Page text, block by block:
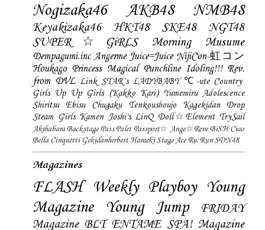
Nogizaka46 AKB48 NMB48
Keyakizaka46 HKT48 SKE48
NGT48
SUPER☆GiRLS
Morning Musume
Dempagumi.inc Angerme Juice=Juice NijiCon-虹コン
Houkago Princess Magical Punchline Idoling!!! Rev.
from DVL Link STAR`s LADYBABY ℃-ute Country
Girls Up Up Girls (Kakko Kari) Yumemiru Adolescence
Shiritsu Ebisu Chugaku
Tenkoushoujo Kagekidan
Drop
Steam Girls Kamen Joshi's LinQ Doll☆Element TrySail
Akihabara Backstage Pass Palet Passport☆ Ange☆Reve BiSH Ciao
Bella Cinquetti Gekidanherbest Haraeki Stage Ace Ru:Run SDN48
Magazines
FLASH Weekly Playboy Young
Magazine
Young Jump
FRIDAY
Magazine BLT ENTAME SPA! Magazine